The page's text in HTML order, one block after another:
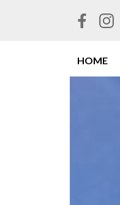
HOME